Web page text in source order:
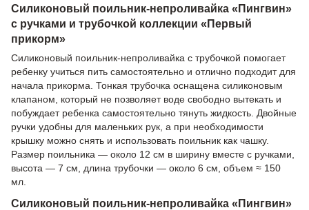
Силиконовый поильник-непроливайка «Пингвин»
с ручками и трубочкой коллекции «Первый
прикорм»
Силиконовый поильник-непроливайка с трубочкой помогает
ребенку учиться пить самостоятельно и отлично подходит для
начала прикорма. Тонкая трубочка оснащена силиконовым
клапаном, который не позволяет воде свободно вытекать и
побуждает ребенка самостоятельно тянуть жидкость. Двойные
ручки удобны для маленьких рук, а при необходимости
крышку можно снять и использовать поильник как чашку.
Размер поильника — около 12 см в ширину вместе с ручками,
высота — 7 см, длина трубочки — около 6 см, объем ≈ 150
мл.
Силиконовый поильник-непроливайка «Пингвин»